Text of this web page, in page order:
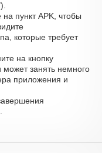
пункт APK, чтобы
которые требует
на кнопку
может занять немного
приложения и